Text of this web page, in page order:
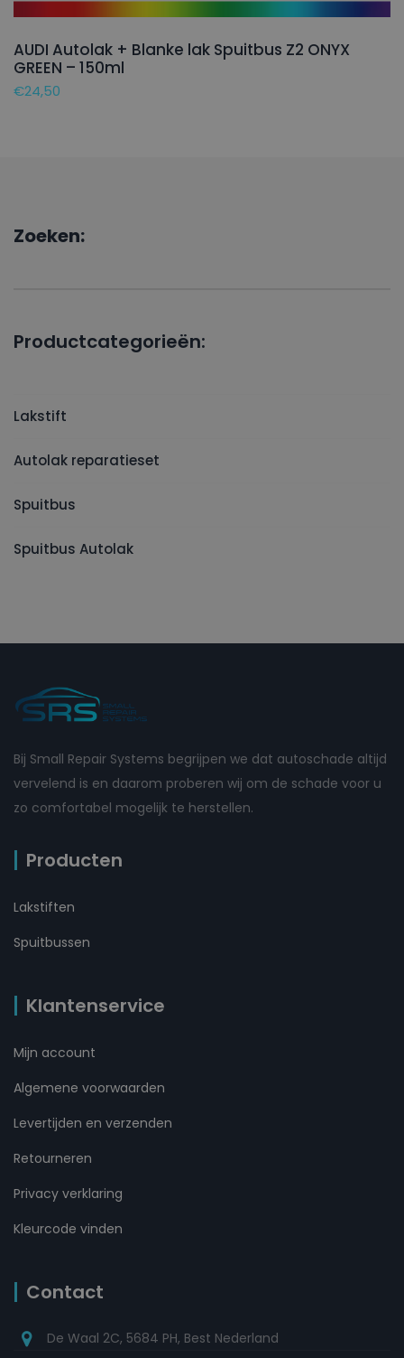
AUDI Autolak + Blanke lak Spuitbus Z2 ONYX
GREEN – 150ml
€24,50
Zoeken:
Productcategorieën:
Lakstift
Autolak reparatieset
Spuitbus
Spuitbus Autolak
Bij Small Repair Systems begrijpen we dat autoschade altijd
vervelend is en daarom proberen wij om de schade voor u
zo comfortabel mogelijk te herstellen.
Producten
Lakstiften
Spuitbussen
Klantenservice
Mijn account
Algemene voorwaarden
Levertijden en verzenden
Retourneren
Privacy verklaring
Kleurcode vinden
Contact
De Waal 2C, 5684 PH, Best Nederland